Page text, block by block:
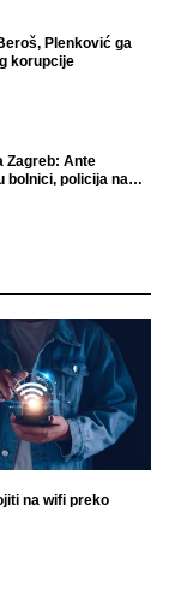
Plenković ga
korupcije
Zagreb: Ante
bolnici, policija na
na wifi preko